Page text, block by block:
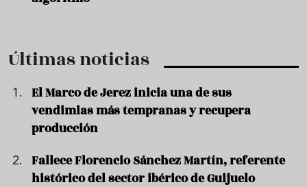
Últimas noticias
El Marco de Jerez inicia una de sus
vendimias más tempranas y recupera
producción
Fallece Florencio Sánchez Martín, referente
histórico del sector ibérico de Guijuelo